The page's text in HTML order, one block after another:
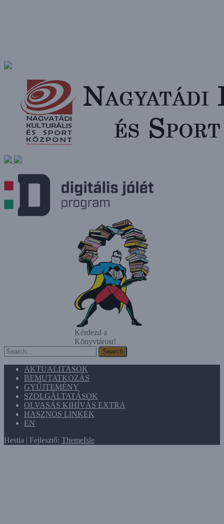
Kérdezd a
Könyvtárost!
Search
Search
AKTUALITÁSOK
BEMUTATKOZÁS
GYŰJTEMÉNY
SZOLGÁLTATÁSOK
OLVASÁS KIHÍVÁS EXTRA
HASZNOS LINKEK
EN
Hestia | Fejlesztő: ThemeIsle